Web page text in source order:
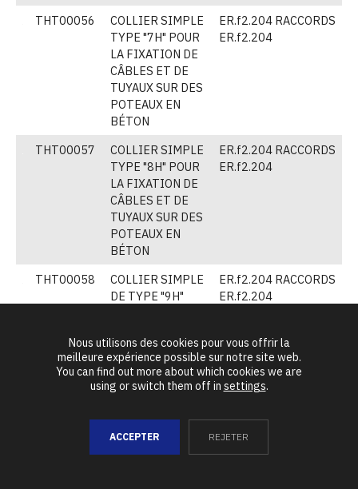
THT00056
COLLIER SIMPLE
TYPE "7H" POUR
LA FIXATION DE
CÂBLES ET DE
TUYAUX SUR DES
POTEAUX EN
BÉTON
ER.f2.204 RACCORDS
ER.f2.204
THT00057
COLLIER SIMPLE
TYPE "8H" POUR
LA FIXATION DE
CÂBLES ET DE
TUYAUX SUR DES
POTEAUX EN
BÉTON
ER.f2.204 RACCORDS
ER.f2.204
THT00058
COLLIER SIMPLE
DE TYPE "9H"
CÂBLES ET DE
TUYAUX SUR DES
POTEAUX EN
BÉTON
ER.f2.204 RACCORDS
ER.f2.204
FIXER LE CÂBLE
"10H" À UN
ER.f2.204 RACCORDS
ER.f2.204
Nous utilisons des cookies pour vous offrir la
meilleure expérience possible sur notre site web.
You can find out more about which cookies we are
using or switch them off in settings.
ACCEPTER REJETER